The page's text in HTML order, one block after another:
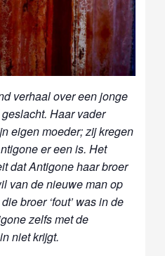
verhaal over een jonge
Haar vader
eigen moeder; zij kregen
er een is. Het
dat Antigone haar broer
van de nieuwe man op
broer ‘fout’ was in de
zelfs met de
niet krijgt.